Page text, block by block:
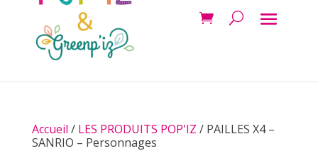
Accueil / LES PRODUITS POP'IZ / PAILLES X4 –
SANRIO – Personnages